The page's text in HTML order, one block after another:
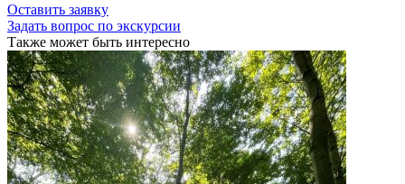
Оставить заявку
Задать вопрос по экскурсии
Также может быть интересно